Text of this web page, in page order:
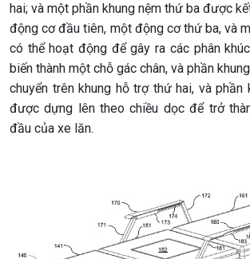
hai; và một phần khung nệm thứ ba được
động cơ đầu tiên, một động cơ thứ ba, và
có thể hoạt động để gây ra các phân
biến thành một chỗ gác chân, và phần
chuyển trên khung hỗ trợ thứ hai, và phần
được dựng lên theo chiều dọc để trở
đầu của xe lăn.